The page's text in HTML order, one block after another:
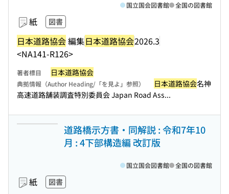
紙 図書
日本道路協会編集日本道路協会2026.3
<NA141-R126>
国立国会図書館 全国の図書館
著者標目 日本道路協会
典拠情報（Author Heading/「を見よ」参照） 日本道路協会名神
高速道路舗装調査特別委員会 Japan Road Ass...
道路橋示方書・同解説 : 令和7年10
月 : 4下部構造編 改訂版
紙 図書
国立国会図書館 全国の図書館